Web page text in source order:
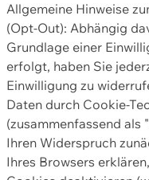
Allgemeine Hinweise
(Opt-Out): Abhängig
Grundlage einer
erfolgt, haben Sie
Einwilligung zu
Daten durch Cookie-
(zusammenfassend als
Ihren Widerspruch
Ihres Browsers